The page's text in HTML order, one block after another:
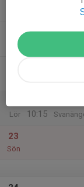
Tor
Lör
10:15
23
Sön